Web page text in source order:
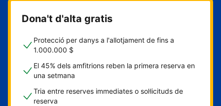
Dona't d'alta gratis
Protecció per danys a l'allotjament de fins a
1.000.000 $
El 45% dels amfitrions reben la primera reserva en
una setmana
Tria entre reserves immediates o sol·licituds de
reserva